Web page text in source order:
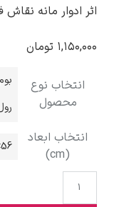
کامی
ادوارد
اثر ادوار مانه نقاش
۱,۱۵۰,۰۰۰ تومان
انتخاب نوع
محصول
انتخاب ابعاد
56×42